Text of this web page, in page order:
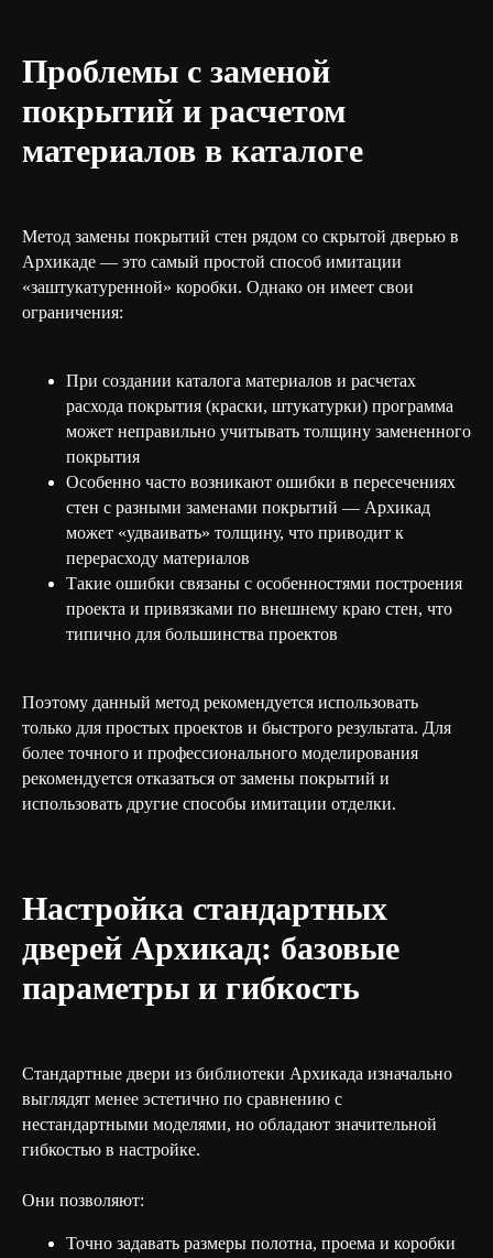
Проблемы с заменой
покрытий и расчетом
материалов в каталоге
Метод замены покрытий стен рядом со скрытой дверью в
Архикаде — это самый простой способ имитации
«заштукатуренной» коробки. Однако он имеет свои
ограничения:
При создании каталога материалов и расчетах
расхода покрытия (краски, штукатурки) программа
может неправильно учитывать толщину замененного
покрытия
Особенно часто возникают ошибки в пересечениях
стен с разными заменами покрытий — Архикад
может «удваивать» толщину, что приводит к
перерасходу материалов
Такие ошибки связаны с особенностями построения
проекта и привязками по внешнему краю стен, что
типично для большинства проектов
Поэтому данный метод рекомендуется использовать
только для простых проектов и быстрого результата. Для
более точного и профессионального моделирования
рекомендуется отказаться от замены покрытий и
использовать другие способы имитации отделки.
Настройка стандартных
дверей Архикад: базовые
параметры и гибкость
Стандартные двери из библиотеки Архикада изначально
выглядят менее эстетично по сравнению с
нестандартными моделями, но обладают значительной
гибкостью в настройке.
Они позволяют:
Точно задавать размеры полотна, проема и коробки